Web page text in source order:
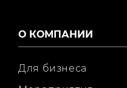
О КОМПАНИИ
Для бизнеса